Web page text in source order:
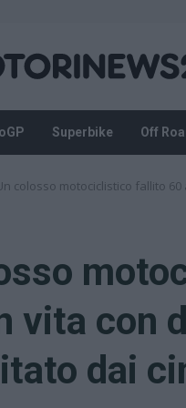
Superbike Off
colosso motociclistico fallito
vita con
dai